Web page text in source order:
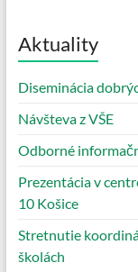
Aktuality
Diseminácia
Návšteva z VŠE
Odborné
Prezentácia v
10 Košice
Stretnutie
školách